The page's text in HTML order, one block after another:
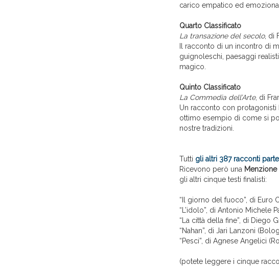
carico empatico ed
Quarto Classificato
La transazione del secolo, di
Il racconto di un incontro di
guignoleschi, paesaggi
magico.
Quinto Classificato
La Commedia dell’Arte, di
Un racconto con protagonisti
ottimo esempio di come si
nostre tradizioni.
Tutti gli altri 387 racconti
Ricevono però una
gli altri cinque testi finalisti:
“Il giorno del fuoco”, di Euro
“L’idolo”, di Antonio Michele
“La città della fine”, di Diego
“Nahan”, di Jari Lanzoni
“Pesci”, di Agnese Angelici
(potete leggere i cinque